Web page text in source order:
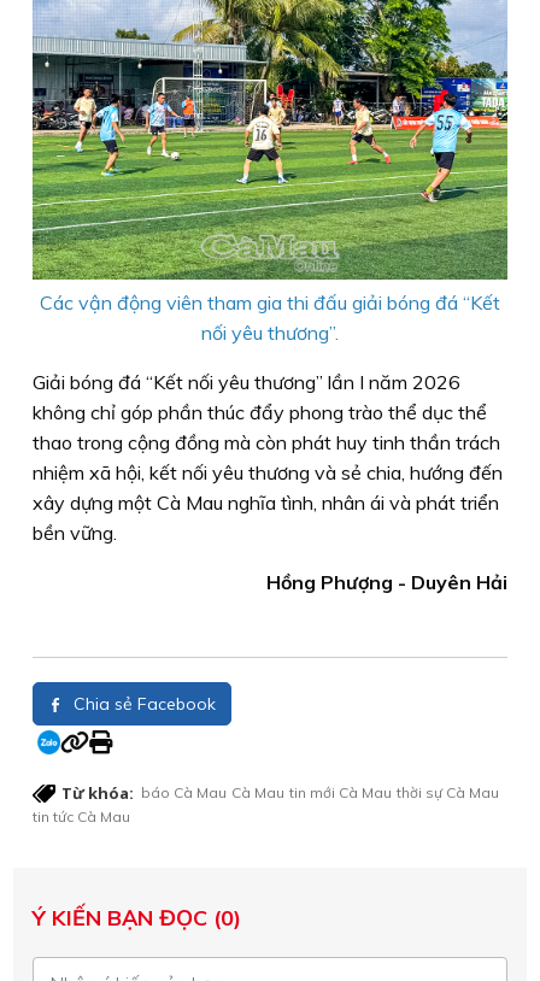
Các vận động viên tham gia thi đấu giải bóng đá “Kết
nối yêu thương”.
Giải bóng đá “Kết nối yêu thương” lần I năm 2026
không chỉ góp phần thúc đẩy phong trào thể dục thể
thao trong cộng đồng mà còn phát huy tinh thần trách
nhiệm xã hội, kết nối yêu thương và sẻ chia, hướng đến
xây dựng một Cà Mau nghĩa tình, nhân ái và phát triển
bền vững.
Hồng Phượng - Duyên Hải
Chia sẻ Facebook
Từ khóa: báo Cà Mau Cà Mau tin mới Cà Mau thời sự Cà Mau
tin tức Cà Mau
Ý KIẾN BẠN ĐỌC (0)